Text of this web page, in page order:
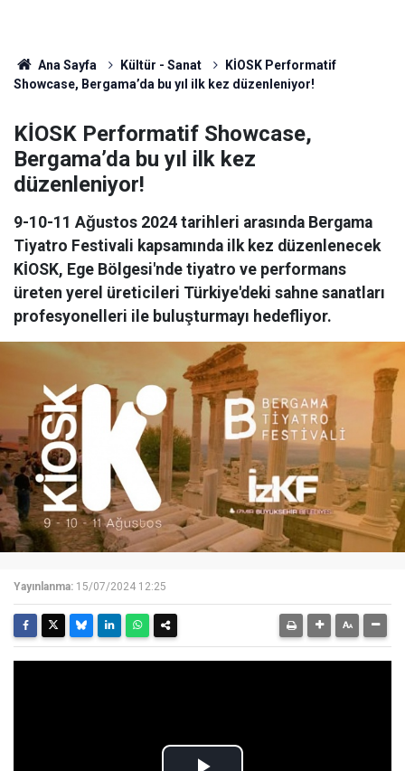
Ana Sayfa Kültür - Sanat
KİOSK Performatif
Showcase, Bergama’da bu yıl ilk kez düzenleniyor!
KİOSK Performatif Showcase,
Bergama’da bu yıl ilk kez
düzenleniyor!
9-10-11 Ağustos 2024 tarihleri arasında Bergama
Tiyatro Festivali kapsamında ilk kez düzenlenecek
KİOSK, Ege Bölgesi'nde tiyatro ve performans
üreten yerel üreticileri Türkiye'deki sahne sanatları
profesyonelleri ile buluşturmayı hedefliyor.
Yayınlanma: 15/07/2024 12:25